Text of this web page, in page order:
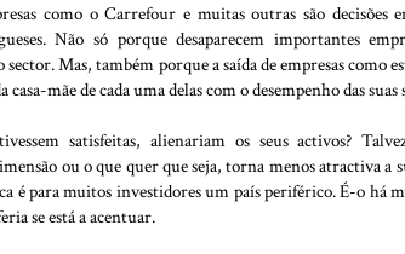
como o Carrefour e muitas outras são decisões
Não só porque desaparecem importantes
sector. Mas, também porque a saída de empresas como
casa-mãe de cada uma delas com o desempenho das
satisfeitas, alienariam os seus activos?
ou o que quer que seja, torna menos atractiva a
é para muitos investidores um país periférico. É-o há
se está a acentuar.